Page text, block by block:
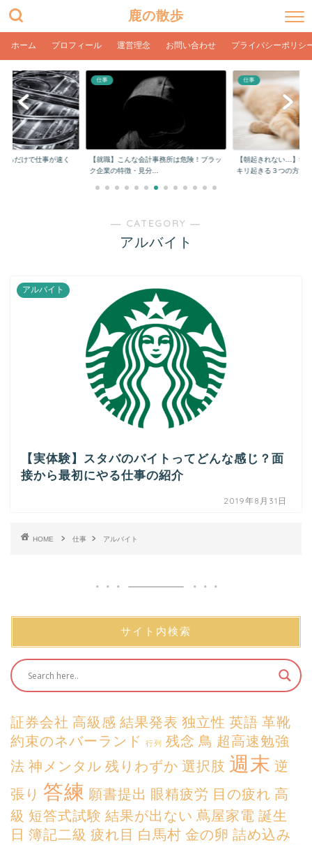
鹿の散歩
ホーム プロフィール 運営理念 お問い合わせ プライバシーポリシ
るだけで仕事が速く
仕事
【就職】こんな会計事務所は危険！ブラッ
ク企業の特徴・見分...
仕事
【朝起きれない…】学
キリ起きる３つの方...
― CATEGORY ―
アルバイト
アルバイト
【実体験】スタバのバイトってどんな感じ？面
接から最初にやる仕事の紹介
2019年8月31日
HOME 仕事 アルバイト
サイト内検索
証券会社 高級感 結果発表 独立性 英語 革靴
約束のネバーランド
行列 残念 鳥 超高速勉強
法 神メンタル 残りわずか 選択肢 週末 逆
張り 答練 願書提出 眼精疲労 目の疲れ 高
級 短答式試験 結果が出ない 蔦屋家電 誕生
日 簿記二級 疲れ目 白馬村 金の卵 詰め込み